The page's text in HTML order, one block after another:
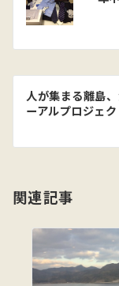
稿
ナ
ビ
ゲ
シ
ン
人が集まる離島
ーアルプロジェ
関連記事